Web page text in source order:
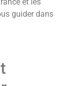
guider dans